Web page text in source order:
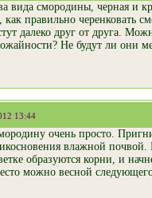
вида смородины, черная и
правильно черенковать
далеко друг от друга.
Не будут ли они
13:44
очень просто.
влажной
образуются корни, и
можно весной